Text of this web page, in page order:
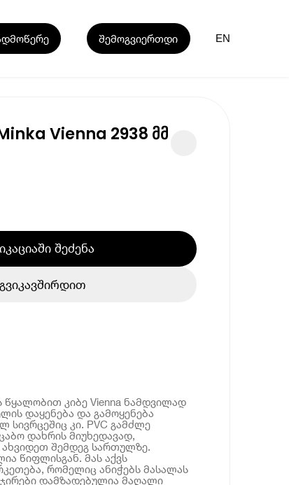
შემოგვიერთდი EN
Vienna 2938 მმ
შეძენა
წყალობით კიბე Vienna ნამდვილად
დაყენება და გამოყენება
სივრცეშიც კი. PVC გამძლე
დახრის მიუხედავად,
შემდეგ სართულზე.
წიფლისგან. მას აქვს
რომელიც ანიჭებს მასალას
დამზადებულია მაღალი